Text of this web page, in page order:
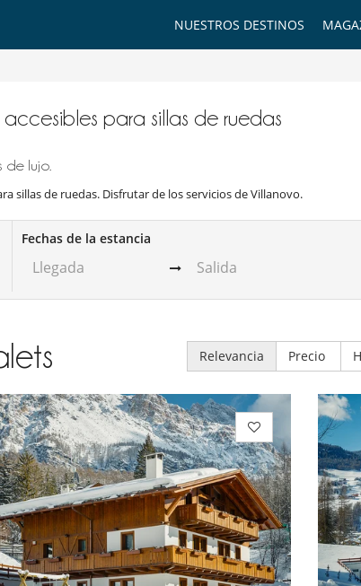
NUESTROS DESTINOS
para sillas de ruedas
de lujo.
sillas de ruedas. Disfrutar de los servicios de Villanovo.
Fechas de la estancia
Relevancia Precio